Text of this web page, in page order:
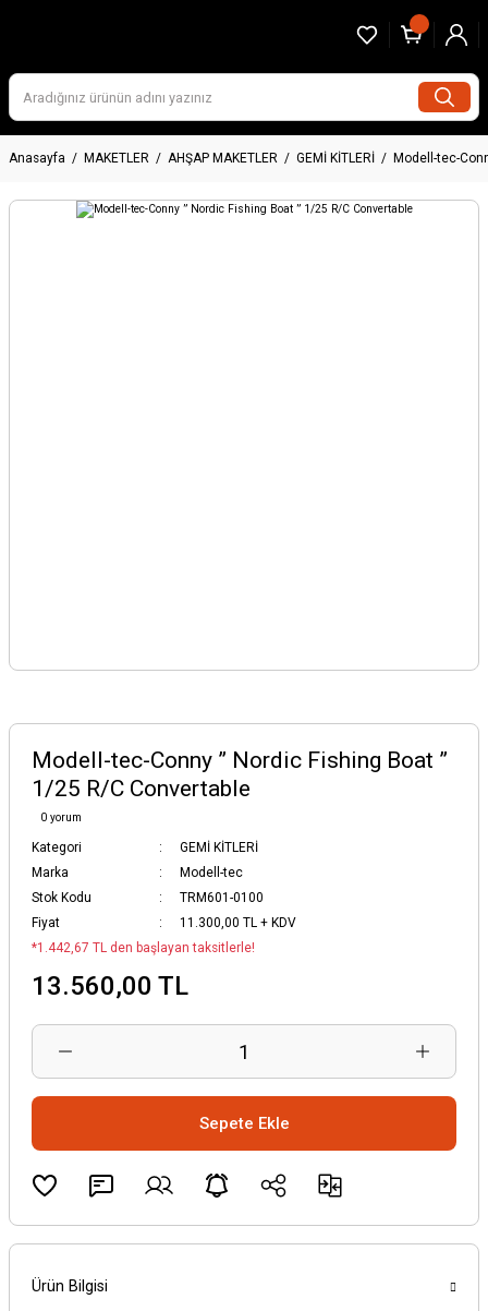
Anasayfa MAKETLER AHŞAP MAKETLER GEMİ KİTLERİ Modell-tec-
Modell-tec-Conny ” Nordic Fishing Boat ”
1/25 R/C Convertable
0 yorum
Kategori
GEMİ KİTLERİ
Marka
Modell-tec
Stok Kodu
TRM601-0100
Fiyat
11.300,00 TL + KDV
*1.442,67 TL den başlayan taksitlerle!
13.560,00 TL
Sepete Ekle
Ürün Bilgisi